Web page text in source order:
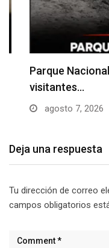
Parque Nacional
visitantes…
agosto 7, 2026
Deja una respuesta
Tu dirección de correo
campos obligatorios